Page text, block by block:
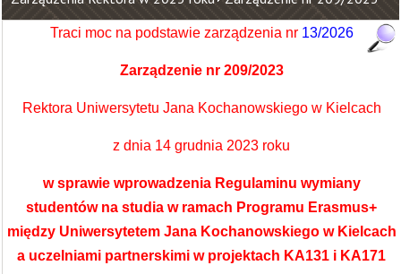
Traci moc na podstawie zarządzenia nr 13/2026
Zarządzenie nr 209/2023
Rektora Uniwersytetu Jana Kochanowskiego w Kielcach
z dnia 14 grudnia 2023 roku
w sprawie wprowadzenia Regulaminu wymiany
studentów na studia w ramach Programu Erasmus+
między Uniwersytetem Jana Kochanowskiego w Kielcach
a uczelniami partnerskimi w projektach KA131 i KA171